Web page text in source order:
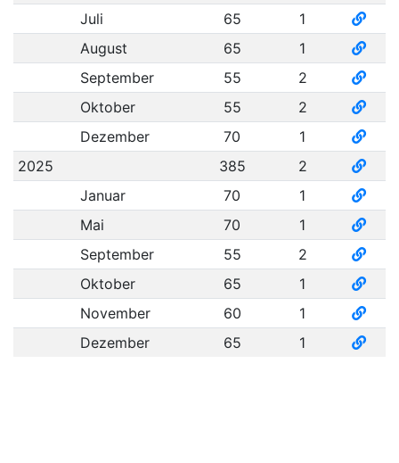
Juli
65
1
August
65
1
September
55
2
Oktober
55
2
Dezember
70
1
2025
385
2
Januar
70
1
Mai
70
1
September
55
2
Oktober
65
1
November
60
1
Dezember
65 1